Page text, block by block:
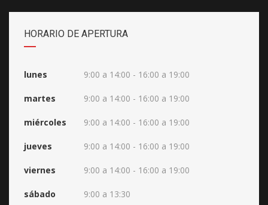
HORARIO DE APERTURA
lunes 9:00 a 14:00 - 16:00 a 19:00
martes 9:00 a 14:00 - 16:00 a 19:00
miércoles 9:00 a 14:00 - 16:00 a 19:00
jueves 9:00 a 14:00 - 16:00 a 19:00
viernes 9:00 a 14:00 - 16:00 a 19:00
sábado 9:00 a 13:30